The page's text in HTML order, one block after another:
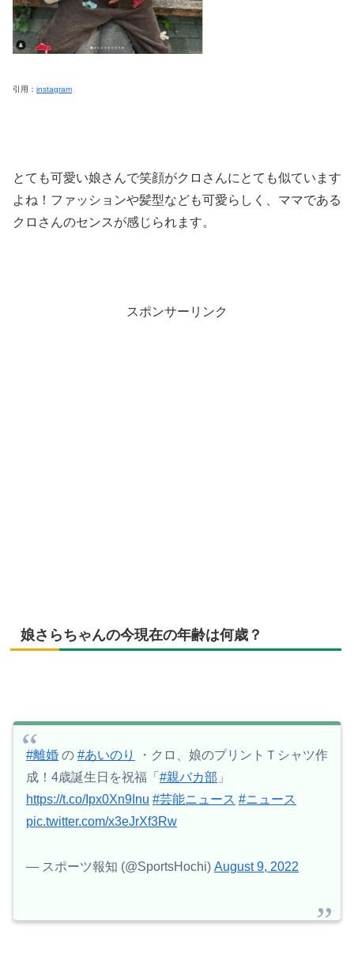
引用： instagram
とても可愛い娘さんで笑顔がクロさんにとても似ています
よね！ファッションや髪型なども可愛らしく、ママである
クロさんのセンスが感じられます。
スポンサーリンク
娘さらちゃんの今現在の年齢は何歳？
#離婚 の #あいのり
・クロ、娘のプリントＴシャツ作
成！4歳誕生日を祝福「 #親バカ部 」
https://t.co/Ipx0Xn9Inu #芸能ニュース #ニュース
pic.twitter.com/x3eJrXf3Rw
— スポーツ報知 (@SportsHochi) August 9, 2022